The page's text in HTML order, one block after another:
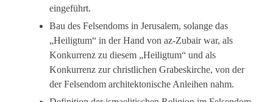
eingeführt.
Bau des Felsendoms in Jerusalem, solange das
„Heiligtum“ in der Hand von az-Zubair war, als
Konkurrenz zu diesem „Heiligtum“ und als
Konkurrenz zur christlichen Grabeskirche, von der
der Felsendom architektonische Anleihen nahm.